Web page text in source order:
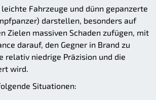
Fahrzeuge und dünn gepanzerte
darstellen, besonders auf
Zielen massiven Schaden zufügen, mit
darauf, den Gegner in Brand zu
relativ niedrige Präzision und die
wird.
Situationen: